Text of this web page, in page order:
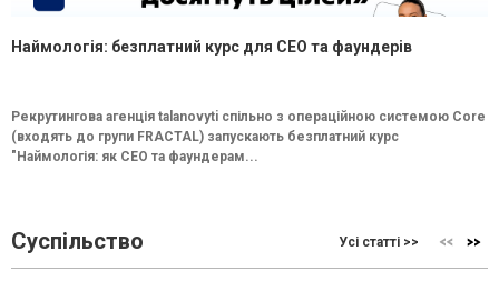
Наймологія: безплатний курс для CEO та фаундерів
Рекрутингова агенція talanovyti спільно з операційною системою Core
(входять до групи FRACTAL) запускають безплатний курс
"Наймологія: як СEO та фаундерам...
Суспільство Усі статті >>